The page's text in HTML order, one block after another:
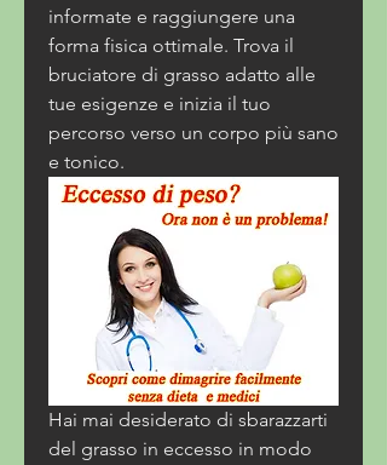
informate e raggiungere una
forma fisica ottimale. Trova il
bruciatore di grasso adatto alle
tue esigenze e inizia il tuo
percorso verso un corpo più sano
e tonico.
Hai mai desiderato di sbarazzarti
del grasso in eccesso in modo